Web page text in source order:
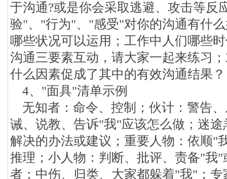
于沟通?或是你会采取逃避、攻击等反
验"、"行为"、"感受"对你的沟通有什
哪些状况可以运用；工作中人们哪些
沟通三要素互动，请大家一起来练习
什么因素促成了其中的有效沟通结果？
4、"面具"清单示例
无知者：命令、控制；伙计：警告
诫、说教、告诉"我"应该怎么做；迷
解决的办法或建议；重要人物：依顺"
推理；小人物：判断、批评、责备"我
者：中伤、归类、大家都躲着"我"；